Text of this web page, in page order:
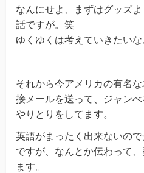
なんにせよ、まずはグッズ
話ですが。笑
ゆくゆくは考えていきたいな
それから今アメリ カの有名
接メールを送って、ジャン
やりとりをしてます。
英語がまったく出来ないの
ですが、なんとか伝わって
ます。